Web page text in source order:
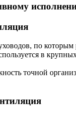
по которым
в
точной